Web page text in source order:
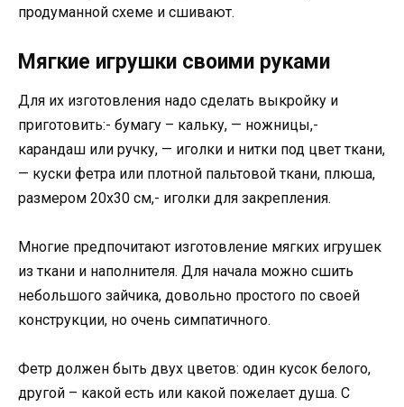
продуманной схеме и сшивают.
Мягкие игрушки своими руками
Для их изготовления надо сделать выкройку и
приготовить:- бумагу – кальку, — ножницы,-
карандаш или ручку, — иголки и нитки под цвет ткани,
— куски фетра или плотной пальтовой ткани, плюша,
размером 20х30 см,- иголки для закрепления.
Многие предпочитают изготовление мягких игрушек
из ткани и наполнителя. Для начала можно сшить
небольшого зайчика, довольно простого по своей
конструкции, но очень симпатичного.
Фетр должен быть двух цветов: один кусок белого,
другой – какой есть или какой пожелает душа. С